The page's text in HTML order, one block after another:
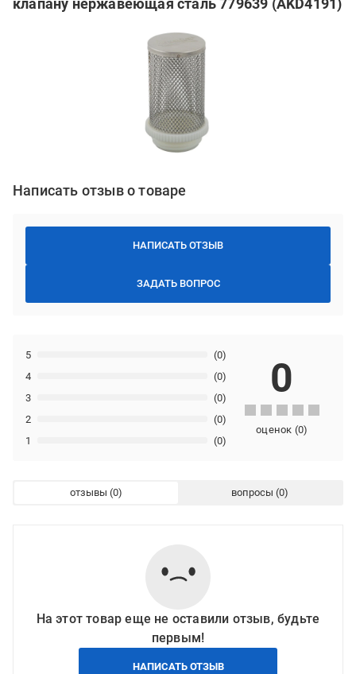
клапану нержавеющая сталь 779639 (AKD4191)
Написать отзыв о товаре
НАПИСАТЬ ОТЗЫВ
ЗАДАТЬ ВОПРОС
1 (0)
2 (0)
3 (0)
4 (0)
5 (0)
0
оценок (0)
отзывы вопросы
На этот товар еще не оставили отзыв, будьте
первым!
НАПИСАТЬ ОТЗЫВ